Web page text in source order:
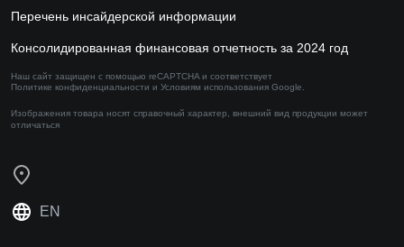
Перечень инсайдерской информации
Консолидированная финансовая отчетность за 2024 год
Наш сайт защищен с помощью reCAPTCHA и соответствует
Политике конфиденциальности и Условиям использования Google.
Изображения товара носят справочный характер, внешний вид продукции может
отличаться
EN